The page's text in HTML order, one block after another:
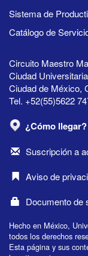
Sistema de
Catálogo de
Circuito Maestro
Ciudad
Ciudad de México,
Tel. +52(55)5622
¿Cómo llegar?
Suscripción a
Aviso de
Documento de
Hecho en México,
todos los derechos
Esta página y sus